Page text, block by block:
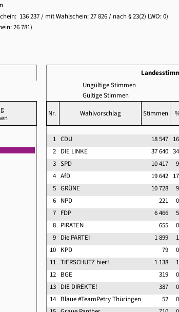
136 237 / mit Wahlschein:27 826 / nach § 23(2) LWO: 0)
26 781)
Ungültige Stimmen
Gültige Stimmen
Nr. Wahlvorschlag Stimmen
1 CDU 18 547
2 DIE LINKE 37 640
3 SPD 10 417
4 AfD 19 642
5 GRÜNE 10 728
6 NPD 221
7 FDP 6 466
8 PIRATEN 655
9 Die PARTEI 1 899
10 KPD 79
11 TIERSCHUTZ hier! 1 138
12 BGE 319
13 DIE DIREKTE! 387
14 Blaue #TeamPetry Thüringen 52